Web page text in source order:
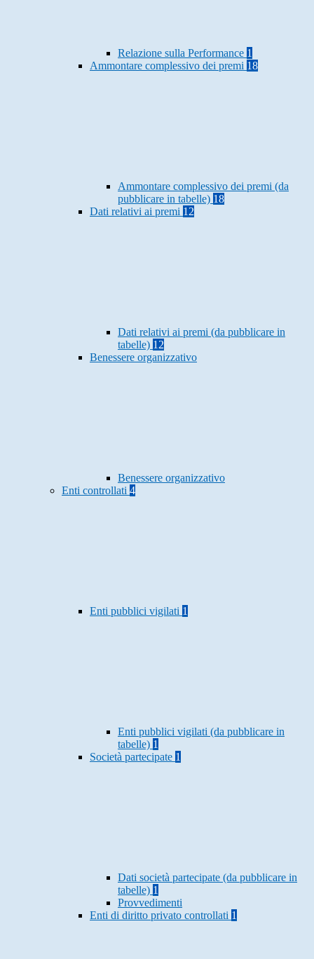
Relazione sulla Performance 1
Ammontare complessivo dei premi 18
Ammontare complessivo dei premi (da
pubblicare in tabelle) 18
Dati relativi ai premi 12
Dati relativi ai premi (da pubblicare in
tabelle) 12
Benessere organizzativo
Benessere organizzativo
Enti controllati 4
Enti pubblici vigilati 1
Enti pubblici vigilati (da pubblicare in
tabelle) 1
Società partecipate 1
Dati società partecipate (da pubblicare in
tabelle) 1
Provvedimenti
Enti di diritto privato controllati 1